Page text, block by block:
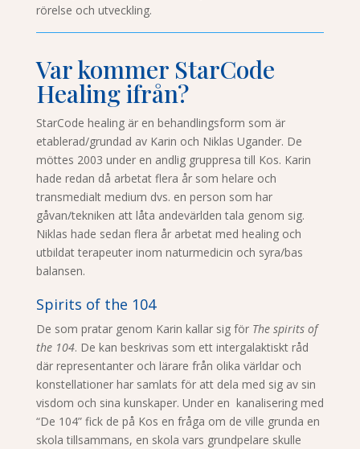
rörelse och utveckling.
Var kommer StarCode
Healing ifrån?
StarCode healing är en behandlingsform som är
etablerad/grundad av Karin och Niklas Ugander. De
möttes 2003 under en andlig gruppresa till Kos. Karin
hade redan då arbetat flera år som helare och
transmedialt medium dvs. en person som har
gåvan/tekniken att låta andevärlden tala genom sig.
Niklas hade sedan flera år arbetat med healing och
utbildat terapeuter inom naturmedicin och syra/bas
balansen.
Spirits of the 104
De som pratar genom Karin kallar sig för The spirits of
the 104. De kan beskrivas som ett intergalaktiskt råd
där representanter och lärare från olika världar och
konstellationer har samlats för att dela med sig av sin
visdom och sina kunskaper. Under en kanalisering med
“De 104” fick de på Kos en fråga om de ville grunda en
skola tillsammans, en skola vars grundpelare skulle